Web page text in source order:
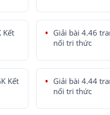
Kết
Giải bài 4.46
nối tri thức
Kết
Giải bài 4.44
nối tri thức